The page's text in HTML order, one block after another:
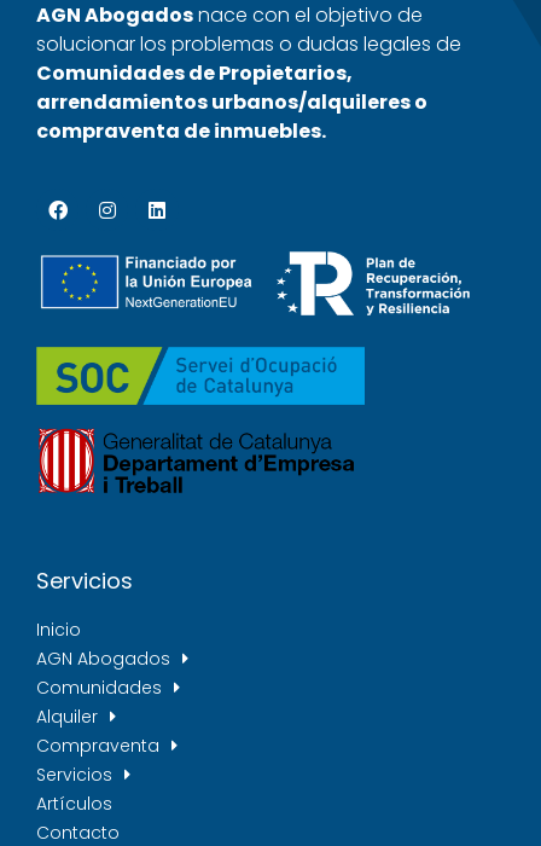
AGN Abogadosnace con el objetivo de
solucionar los problemas o dudas legales de
Comunidades de Propietarios,
arrendamientos urbanos/alquileres o
compraventa de inmuebles.
Servicios
Inicio
AGN Abogados
Comunidades
Alquiler
Compraventa
Servicios
Artículos
Contacto